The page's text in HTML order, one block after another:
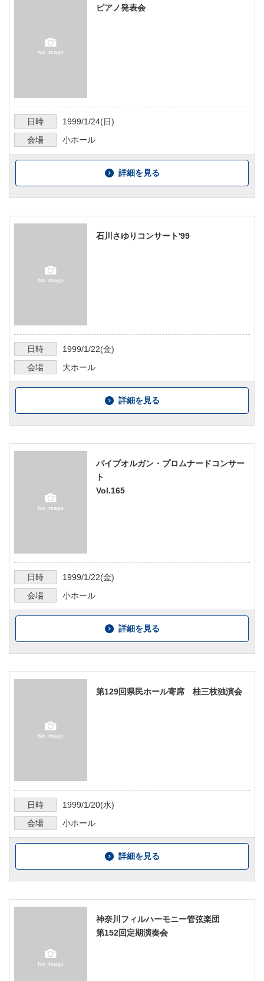
ピアノ発表会
日時 1999/1/24(日)
会場
小ホール
詳細を見る
石川さゆりコンサート'99
日時 1999/1/22(金)
会場
大ホール
詳細を見る
パイプオルガン・プロムナードコンサー
ト
Vol.165
日時 1999/1/22(金)
会場
小ホール
詳細を見る
第129回県民ホール寄席 桂三枝独演会
日時 1999/1/20(水)
会場
小ホール
詳細を見る
神奈川フィルハーモニー管弦楽団
第152回定期演奏会